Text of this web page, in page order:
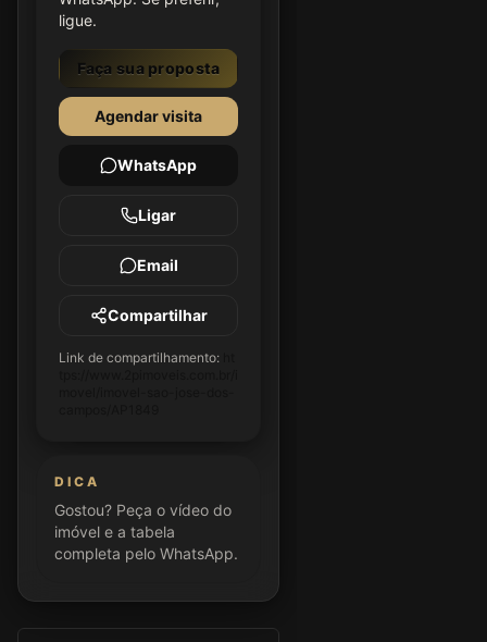
ligue.
Faça sua proposta
Agendar visita
WhatsApp
Ligar
Email
Compartilhar
Link de compartilhamento:
DICA
Gostou? Peça o vídeo do
imóvel e a tabela
completa pelo WhatsApp.